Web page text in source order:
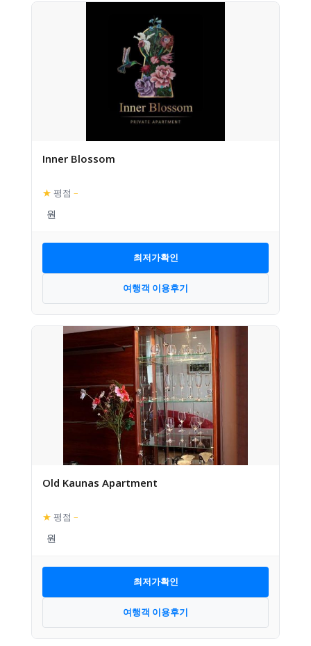
Inner Blossom
★ 평점 –
최저가확인
여행객 이용후기
Old Kaunas Apartment
★ 평점 –
최저가확인
여행객 이용후기